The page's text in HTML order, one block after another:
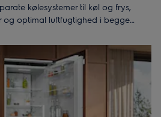
kølesystemer til køl og frys,
og optimal luftfugtighed i begge
måltider, forenkler hverdagen og